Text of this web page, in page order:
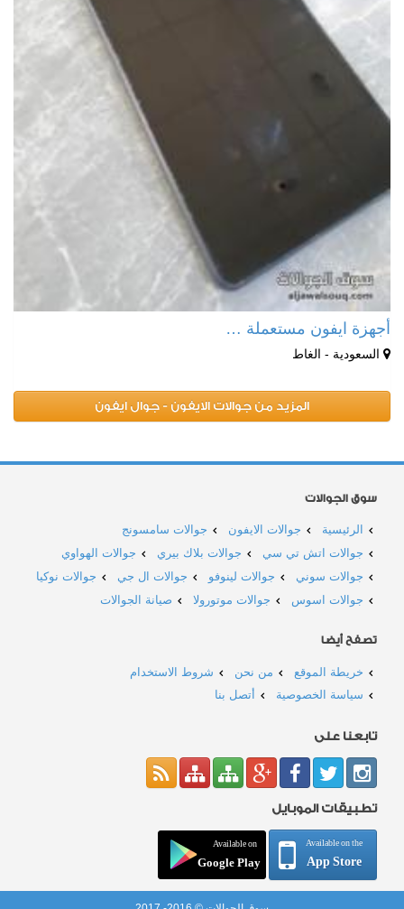
أجهزة ايفون مستعملة …
السعودية - الغاط
المزيد من جوالات الايفون - جوال ايفون
سوق الجوالات
الرئيسية جوالات الايفون
جوالات سامسونج
جوالات اتش تي سي
جوالات بلاك بيري
جوالات الهواوي
جوالات سوني
جوالات لينوفو جوالات ال جي
جوالات نوكيا
جوالات اسوس
جوالات موتورولا صيانة الجوالات
تصفح أيضا
خريطة الموقع من نحن
شروط الاستخدام
سياسة الخصوصية
أتصل بنا
تابعنا على
تطبيقات الموبايل
Available on the
App Store
Available on
Google Play